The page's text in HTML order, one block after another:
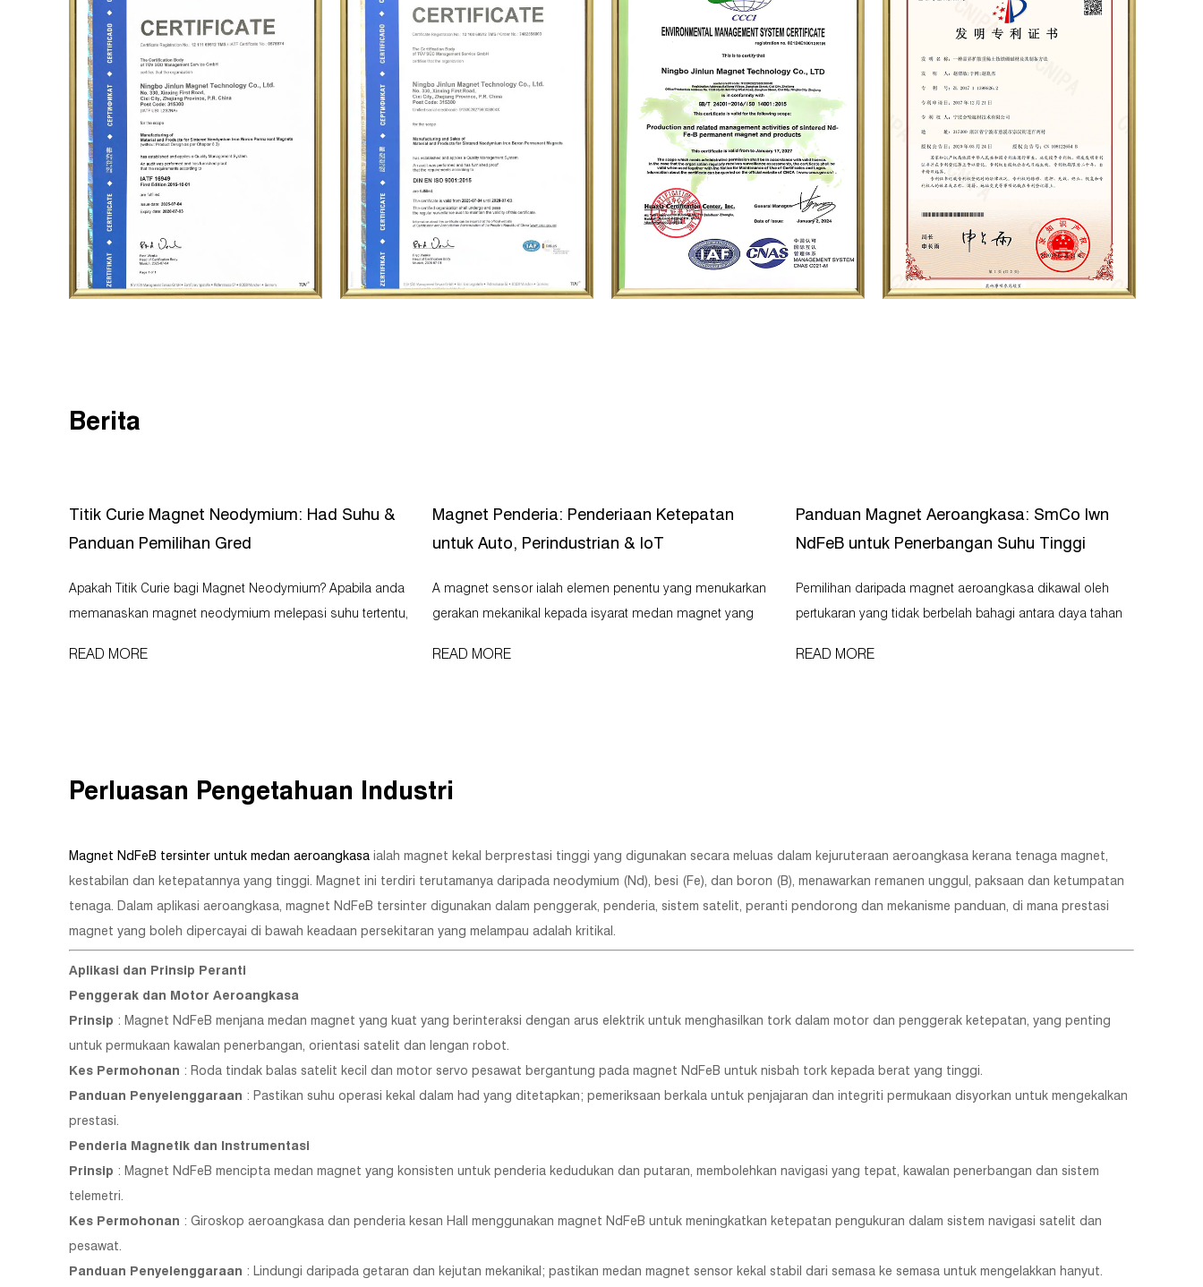
Berita
Titik Curie Magnet Neodymium: Had Suhu &
Panduan Pemilihan Gred
Apakah Titik Curie bagi Magnet Neodymium? Apabila anda
memanaskan magnet neodymium melepasi suhu tertentu,
dipanggil titik Curie, atau suhu Curie. Dinamakan sempena
READ MORE
Magnet Penderia: Penderiaan Ketepatan
untuk Auto, Perindustrian & IoT
A magnet sensor ialah elemen penentu yang menukarkan
gerakan mekanikal kepada isyarat medan magnet yang
kebolehpercayaan dan jangka hayat sistem pengukuran
READ MORE
Panduan Magnet Aeroangkasa: SmCo lwn
NdFeB untuk Penerbangan Suhu Tinggi
Pemilihan daripada magnet aeroangkasa dikawal oleh
pertukaran yang tidak berbelah bahagi antara daya tahan
(SmCo) mendominasi ruang enjin dan aplikasi ruang
READ MORE
Perluasan Pengetahuan Industri
Magnet NdFeB tersinter untuk medan aeroangkasa ialah magnet kekal berprestasi tinggi yang digunakan secara meluas dalam kejuruteraan aeroangkasa kerana tenaga magnet,
kestabilan dan ketepatannya yang tinggi. Magnet ini terdiri terutamanya daripada neodymium (Nd), besi (Fe), dan boron (B), menawarkan remanen unggul, paksaan dan ketumpatan
tenaga. Dalam aplikasi aeroangkasa, magnet NdFeB tersinter digunakan dalam penggerak, penderia, sistem satelit, peranti pendorong dan mekanisme panduan, di mana prestasi
magnet yang boleh dipercayai di bawah keadaan persekitaran yang melampau adalah kritikal.
Aplikasi dan Prinsip Peranti
Penggerak dan Motor Aeroangkasa
Prinsip : Magnet NdFeB menjana medan magnet yang kuat yang berinteraksi dengan arus elektrik untuk menghasilkan tork dalam motor dan penggerak ketepatan, yang penting
untuk permukaan kawalan penerbangan, orientasi satelit dan lengan robot.
Kes Permohonan : Roda tindak balas satelit kecil dan motor servo pesawat bergantung pada magnet NdFeB untuk nisbah tork kepada berat yang tinggi.
Panduan Penyelenggaraan : Pastikan suhu operasi kekal dalam had yang ditetapkan; pemeriksaan berkala untuk penjajaran dan integriti permukaan disyorkan untuk mengekalkan
prestasi.
Penderia Magnetik dan Instrumentasi
Prinsip : Magnet NdFeB mencipta medan magnet yang konsisten untuk penderia kedudukan dan putaran, membolehkan navigasi yang tepat, kawalan penerbangan dan sistem
telemetri.
Kes Permohonan : Giroskop aeroangkasa dan penderia kesan Hall menggunakan magnet NdFeB untuk meningkatkan ketepatan pengukuran dalam sistem navigasi satelit dan
pesawat.
Panduan Penyelenggaraan : Lindungi daripada getaran dan kejutan mekanikal; pastikan medan magnet sensor kekal stabil dari semasa ke semasa untuk mengelakkan hanyut.